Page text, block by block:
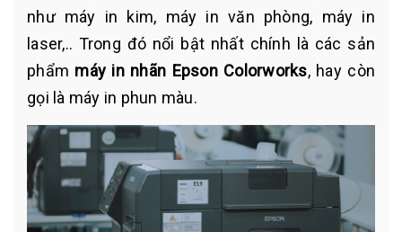
như máy in kim, máy in văn phòng, máy in
laser,.. Trong đó nổi bật nhất chính là các sản
phẩm máy in nhãn Epson Colorworks, hay còn
gọi là máy in phun màu.